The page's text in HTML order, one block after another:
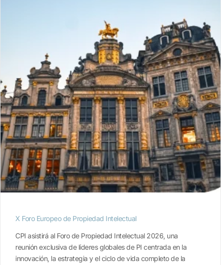
X Foro Europeo de Propiedad Intelectual
CPI asistirá al Foro de Propiedad Intelectual 2026, una
reunión exclusiva de líderes globales de PI centrada en la
innovación, la estrategia y el ciclo de vida completo de la